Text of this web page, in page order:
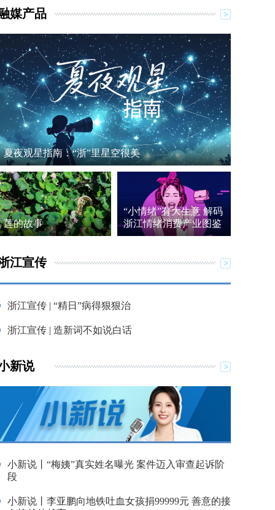
媒产品
夏夜观星指南：“浙”里星空很美
莲的故事
“小情绪”有大生意 解码
浙江情绪消费产业图鉴
江宣传
浙江宣传 | “精日”病得狠狠治
浙江宣传 | 造新词不如说白话
新说
小新说丨“梅姨”真实姓名曝光 案件迈入审查起诉阶
段
小新说丨李亚鹏向地铁吐血女孩捐99999元 善意的接